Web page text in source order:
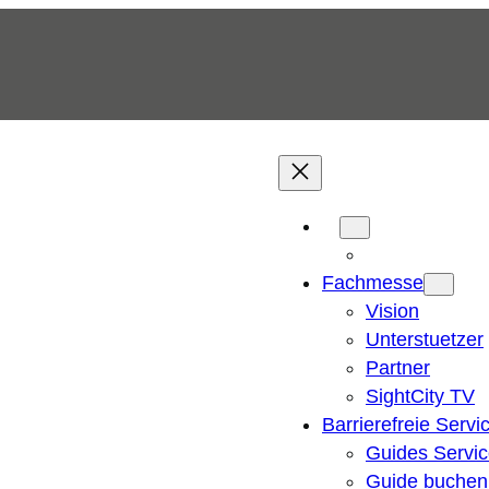
Fachmesse
Vision
Unterstuetzer
Partner
SightCity TV
Barrierefreie
Guides
Guide buchen